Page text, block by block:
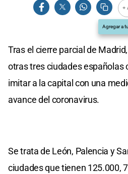
+
Agregar a
Tras el cierre parcial de
otras tres ciudades españolas
imitar a la capital con una
avance del coronavirus.
Se trata de León, Palencia y
ciudades que tienen 125.000,